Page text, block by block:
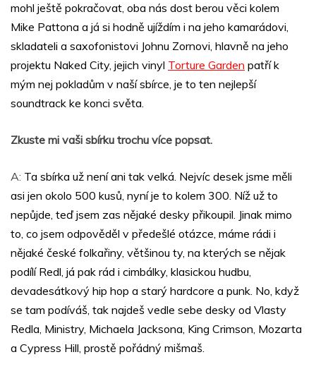
mohl ještě pokračovat, oba nás dost berou věci kolem
Mike Pattona a já si hodně ujíždím i na jeho kamarádovi,
skladateli a saxofonistovi Johnu Zornovi, hlavně na jeho
projektu Naked City, jejich vinyl Torture Garden patří k
mým nej pokladům v naší sbírce, je to ten nejlepší
soundtrack ke konci světa.
Zkuste mi vaši sbírku trochu více popsat.
A: Ta sbírka už není ani tak velká. Nejvíc desek jsme měli
asi jen okolo 500 kusů, nyní je to kolem 300. Níž už to
nepůjde, teď jsem zas nějaké desky přikoupil. Jinak mimo
to, co jsem odpověděl v předešlé otázce, máme rádi i
nějaké české folkařiny, většinou ty, na kterých se nějak
podílí Redl, já pak rád i cimbálky, klasickou hudbu,
devadesátkový hip hop a starý hardcore a punk. No, když
se tam podíváš, tak najdeš vedle sebe desky od Vlasty
Redla, Ministry, Michaela Jacksona, King Crimson, Mozarta
a Cypress Hill, prostě pořádný mišmaš.